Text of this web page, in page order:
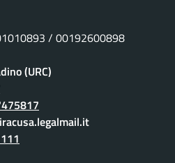
/ 00192600898
(URC)